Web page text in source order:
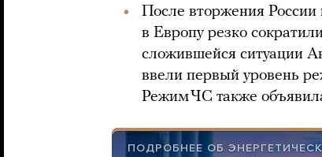
После вторжения России
в Европу резко
сложившейся ситуации
ввели первый уровень
Режим ЧС также
ПОДРОБНЕЕ ОБ